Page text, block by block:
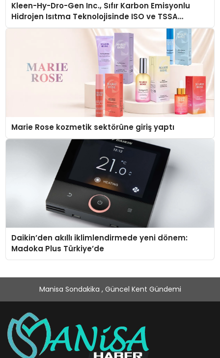
Kleen-Hy-Dro-Gen Inc., Sıfır Karbon Emisyonlu
Hidrojen Isıtma Teknolojisinde ISO ve TSSA
Düzenleyici Onaylarını Aldı
Marie Rose kozmetik sektörüne giriş yaptı
Daikin’den akıllı iklimlendirmede yeni dönem:
Madoka Plus Türkiye’de
Manisa Sondakika , Güncel Kent Gündemi